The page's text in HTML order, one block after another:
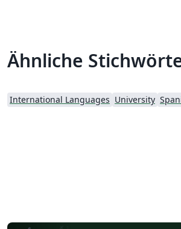
Ähnliche
International Languages University